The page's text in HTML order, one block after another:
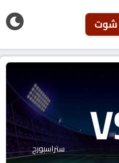
شوت
ستراسبورج